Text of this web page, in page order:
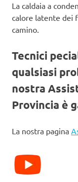
La caldaia a
calore latente dei
camino.
Tecnici
qualsiasi
nostra
Provincia è
La nostra pagina